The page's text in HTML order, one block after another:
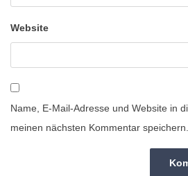
Website
Name, E-Mail-Adresse und Website in
meinen nächsten Kommentar speichern.